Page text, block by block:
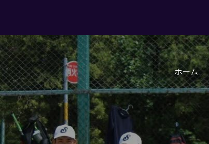
ホーム